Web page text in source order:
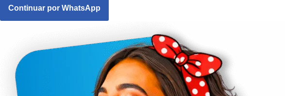
Continuar por WhatsApp